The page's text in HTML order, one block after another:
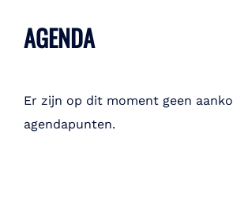
AGENDA
Er zijn op dit moment geen
agendapunten.